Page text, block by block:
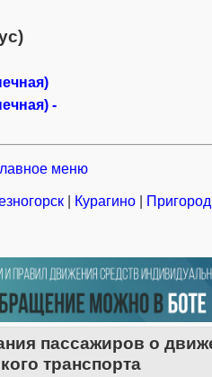
-
меню
Курагино
пассажиров о
транспорта